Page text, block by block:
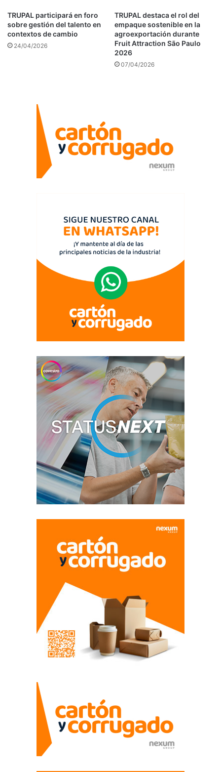
mercados premium.
Desde Trupal, la propuesta es acompañar a los
exportadores peruanos en el desarrollo de soluciones
de empaque que contribuyan tanto a la protección de
TRUPAL participará en foro
sobre gestión del talento en
contextos de cambio
24/04/2026
TRUPAL destaca el rol del
empaque sostenible en la
agroexportación durante
Fruit Attraction São Paulo
2026
07/04/2026